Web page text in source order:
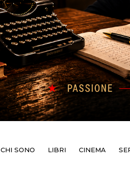
CHI SONO LIBRI CINEMA